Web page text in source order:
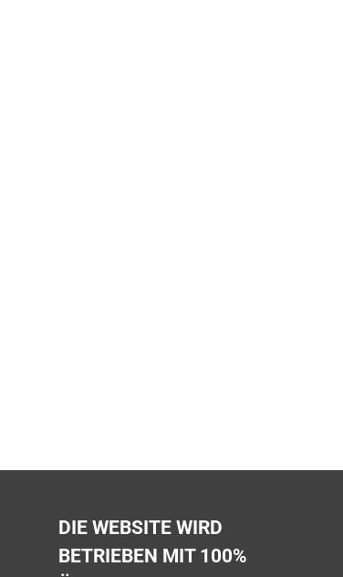
DIE WEBSITE WIRD
BETRIEBEN MIT 100%